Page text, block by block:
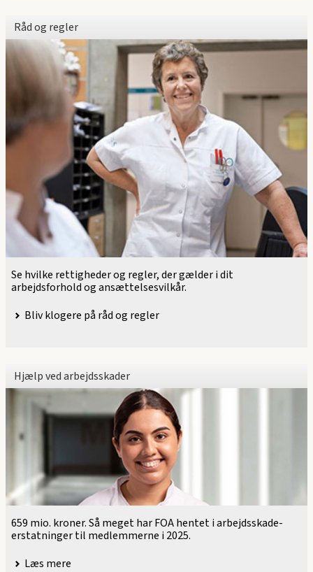
Råd og regler
Se hvilke rettigheder og regler, der gælder i dit
arbejdsforhold og ansættelsesvilkår.
Bliv klogere på råd og regler
Hjælp ved arbejdsskader
659 mio. kroner. Så meget har FOA hentet i arbejdsskade-
erstatninger til medlemmerne i 2025.
Læs mere